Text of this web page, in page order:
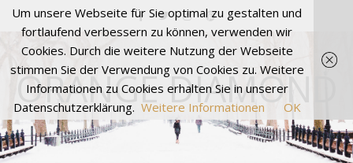
ORANGE DIAMOND
Um unsere Webseite für Sie optimal zu gestalten und
fortlaufend verbessern zu können, verwenden wir
Cookies. Durch die weitere Nutzung der Webseite
stimmen Sie der Verwendung von Cookies zu. Weitere
Informationen zu Cookies erhalten Sie in unserer
Datenschutzerklärung. Weitere Informationen OK